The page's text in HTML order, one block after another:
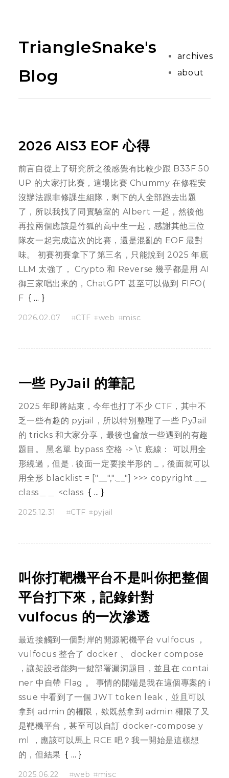
TriangleSnake's
Blog
archives
about
2026 AIS3 EOF 心得
前言自從上了研究所之後感覺有比較少跟 B33F 50
UP 的大家打比賽，這場比賽 Chummy 在修程安
沒辦法跟非修課生組隊，剩下的人全部跑去出題
了，所以我找了同實驗室的 Albert 一起，然後他
再拉兩個應該是竹狐的高中生一起，感謝其他三位
隊友一起完成這次的比賽，還是混亂的 EOF 最對
味。 初賽初賽拿下了第三名，只能說到 2025 年底
LLM 太強了， Crypto 和 Reverse 幾乎都是用 AI
御三家唱出來的，ChatGPT 甚至可以做到 FIFO(
F
...
2026.02.07 CTF web misc
一些 PyJail 的筆記
2025 年即將結束，今年也打了不少 CTF，其中不
乏一些有趣的 pyjail，所以特別整理了一些 PyJail
的 tricks 和大家分享，最後也會放一些遇到的有趣
題目。 黑名單 bypass 空格 -> \t 底線： 可以用全
形繞過，但是 . 後面一定要接半形的 _，後面就可以
用全形 blacklist = ["__",".__"] >>> copyright._＿
class＿＿ <class
...
2025.12.31 CTF pyjail
叫你打靶機平台不是叫你把整個
平台打下來，記錄針對
vulfocus 的一次滲透
最近接觸到一個對岸的開源靶機平台 vulfocus ，
vulfocus 整合了 docker 、 docker compose
，讓架設者能夠一鍵部署漏洞題目，並且在 contai
ner 中自帶 Flag 。 事情的開端是我在這個專案的 i
ssue 中看到了一個 JWT token leak，並且可以
拿到 admin 的權限，欸既然拿到 admin 權限了又
是靶機平台，甚至可以自訂 docker-compose.y
ml ，應該可以馬上 RCE 吧？我一開始是這樣想
的，但結果
...
2025.06.22 web misc